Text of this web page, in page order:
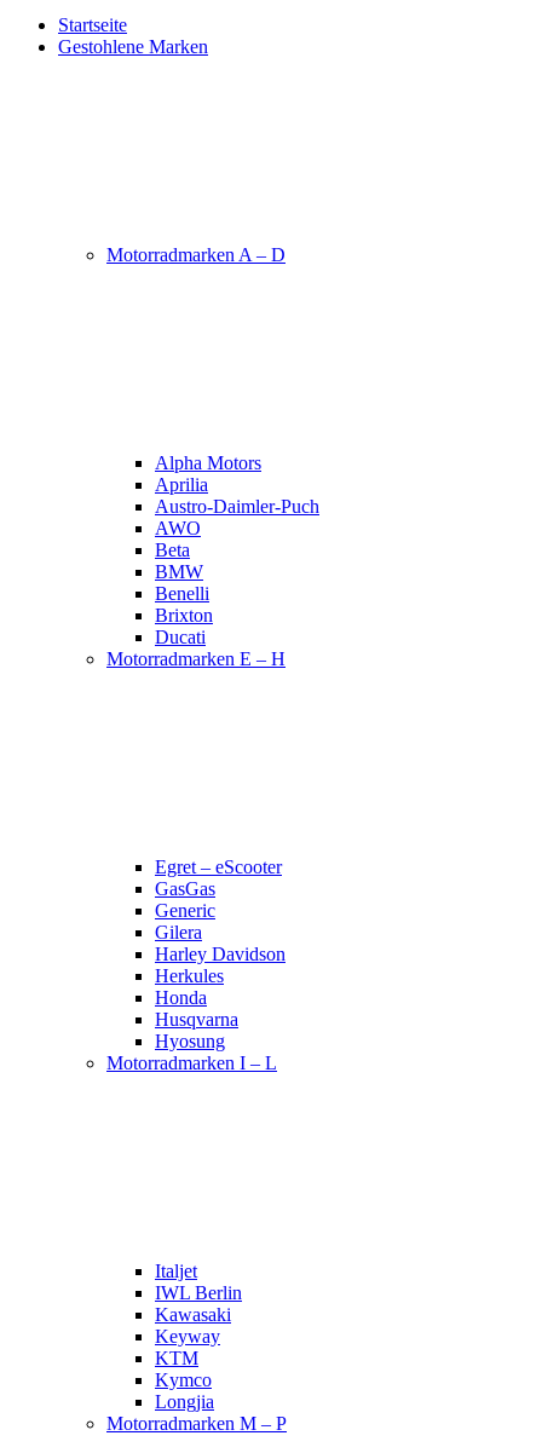
Startseite
Gestohlene Marken
Motorradmarken A – D
Alpha Motors
Aprilia
Austro-Daimler-Puch
AWO
Beta
BMW
Benelli
Brixton
Ducati
Motorradmarken E – H
Egret – eScooter
GasGas
Generic
Gilera
Harley Davidson
Herkules
Honda
Husqvarna
Hyosung
Motorradmarken I – L
Italjet
IWL Berlin
Kawasaki
Keyway
KTM
Kymco
Longjia
Motorradmarken M – P